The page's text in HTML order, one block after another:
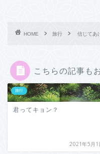
HOME 旅行 信じてあ
こちらの記事も
旅行
君ってキョン？
2021年5月1